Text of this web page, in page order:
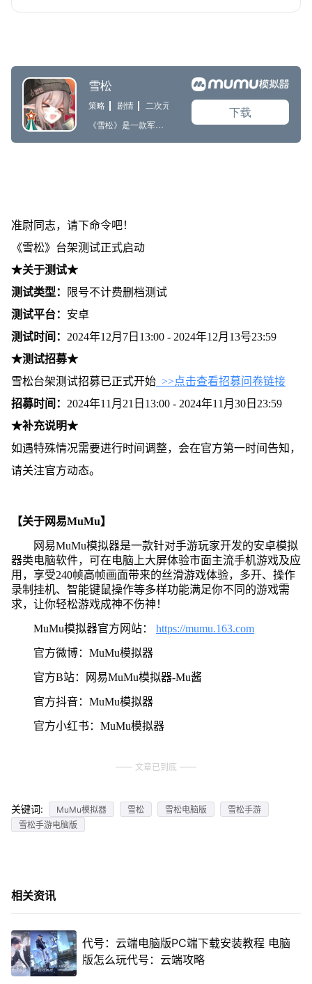
准尉同志，请下命令吧！
《雪松》台架测试正式启动
★关于测试★
测试类型：
限号不计费删档测试
测试平台： 安卓
测试时间： 2024年12月7日13:00 - 2024年12月13号23:59
★测试招募★
雪松台架测试招募已正式开始>>点击查看招募问卷链接
招募时间： 2024年11月21日13:00 - 2024年11月30日23:59
★补充说明★
如遇特殊情况需要进行时间调整，会在官方第一时间告知，
请关注官方动态。
【关于网易MuMu】
网易MuMu模拟器是一款针对手游玩家开发的安卓模拟
器类电脑软件，可在电脑上大屏体验市面主流手机游戏及应
用，享受240帧高帧画面带来的丝滑游戏体验，多开、操作
录制挂机、智能键鼠操作等多样功能满足你不同的游戏需
求，让你轻松游戏成神不伤神！
MuMu模拟器官方网站： https://mumu.163.com
官方微博：MuMu模拟器
官方B站：网易MuMu模拟器-Mu酱
官方抖音：MuMu模拟器
官方小红书：MuMu模拟器
文章已到底
关键词: MuMu模拟器 雪松 雪松电脑版
雪松手游
雪松手游电脑版
相关资讯
代号：云端电脑版PC端下载安装教程 电脑
版怎么玩代号：云端攻略